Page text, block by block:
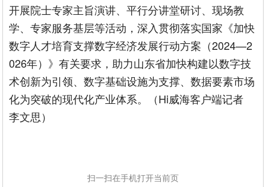
开展院士专家主旨演讲、平行分讲堂研讨、现场教
学、专家服务基层等活动，深入贯彻落实国家《加快
数字人才培育支撑数字经济发展行动方案（2024—2
026年）》有关要求，助力山东省加快构建以数字技
术创新为引领、数字基础设施为支撑、数据要素市场
化为突破的现代化产业体系。（Hi威海客户端记者
李文思）
扫一扫在手机打开当前页